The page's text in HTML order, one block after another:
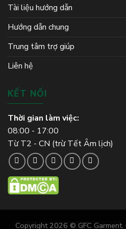
Tài liệu hướng dẫn
Hướng dẫn chung
Trung tâm trợ giúp
Liên hệ
KẾT NỐI
Thời gian làm việc:
08:00 - 17:00
Từ T2 - CN (trừ Tết Âm lịch)
Copyright 2026 © GFC